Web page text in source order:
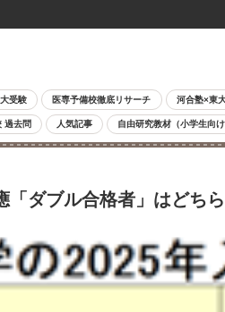
受験 医専予備校徹底リサーチ 河合塾×東
過去問 人気記事 自由研究教材（小学生向け
「ダブル合格者」はどち